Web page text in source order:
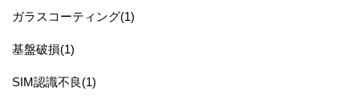
ガラスコーティング(1)
基盤破損(1)
SIM認識不良(1)